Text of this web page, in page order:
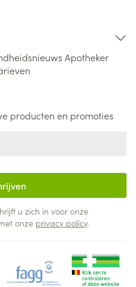
Apotheker
producten en promoties
u zich in voor onze
onze privacy policy.